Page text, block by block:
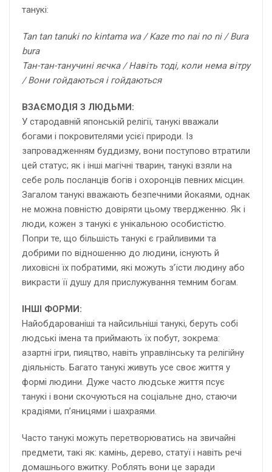
танукі:
Tan tan tanuki no kintama wa / Kaze mo nai no ni / Bura
bura
Тан-тан-танучині яєчка / Навіть тоді, коли нема вітру
/ Вони гойдаються і гойдаються
ВЗАЄМОДІЯ З ЛЮДЬМИ:
У стародавній японській релігії, танукі вважали
богами і покровителями усієї природи. Із
запровадженням буддизму, вони поступово втратили
цей статус; як і інші магічні тварин, танукі взяли на
себе роль посланців богів і охоронців певних місцин.
Загалом танукі вважають безпечними йокаями, однак
не можна повністю довіряти цьому твердженню. Як і
люди, кожен з танукі є унікальною особистістю.
Попри те, що більшість танукі є грайливими та
добрими по відношенню до людини, існують й
лиховісні їх побратими, які можуть з’їсти людину або
викрасти її душу для прислужування темним богам.
ІНШІ ФОРМИ:
Найобдарованіші та найсильніші танукі, беруть собі
людські імена та приймають їх побут, зокрема:
азартні ігри, пияцтво, навіть управлінську та релігійну
діяльність. Багато танукі живуть усе своє життя у
формі людини. Дуже часто людське життя псує
танукі і вони скочуються на соціальне дно, стаючи
крадіями, п’яницями і шахраями.
Часто танукі можуть перетворюватись на звичайні
предмети, такі як: камінь, дерево, статуї і навіть речі
домашнього вжитку. Роблять вони це заради